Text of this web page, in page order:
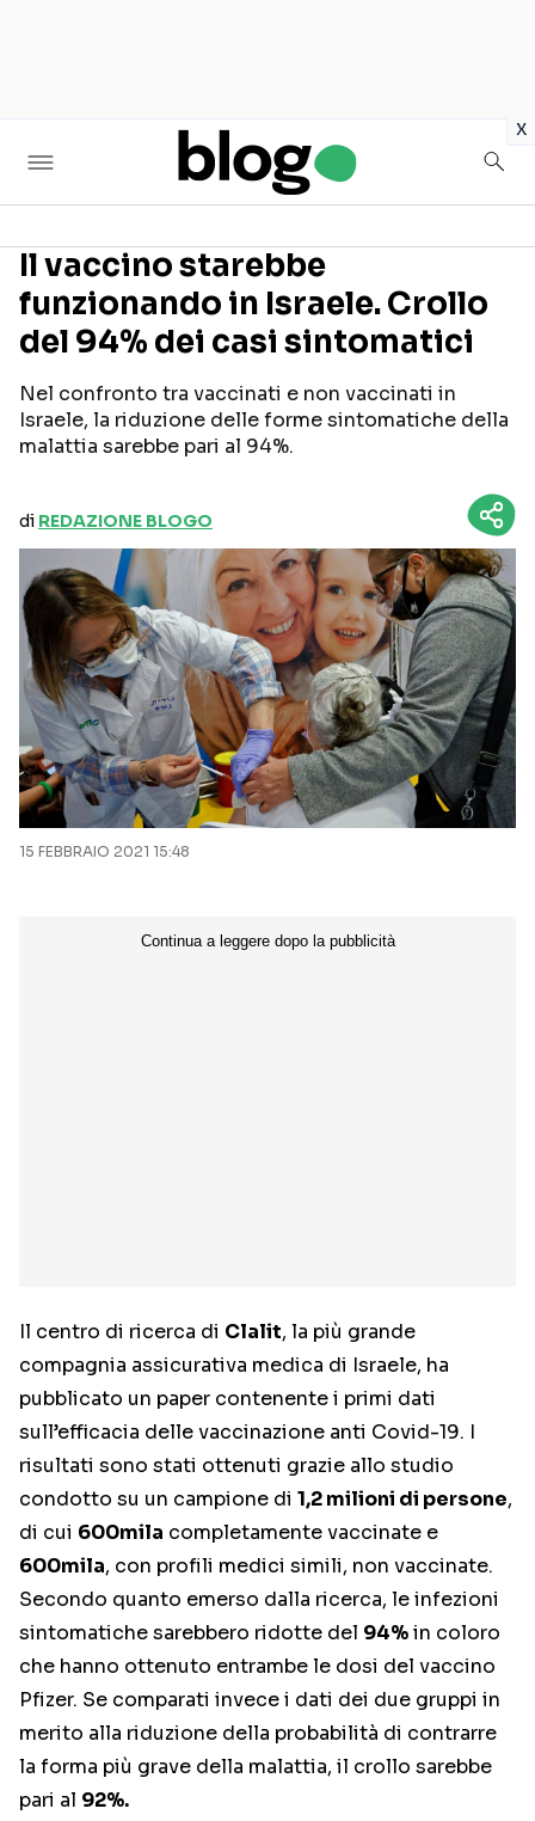
x
Seguici sui social
Il vaccino starebbe
funzionando in Israele. Crollo
del 94% dei casi sintomatici
Nel confronto tra vaccinati e non vaccinati in
Israele, la riduzione delle forme sintomatiche della
malattia sarebbe pari al 94%.
di REDAZIONE BLOGO
15 FEBBRAIO 2021 15:48
Il centro di ricerca di Clalit, la più grande
compagnia assicurativa medica di Israele, ha
pubblicato un paper contenente i primi dati
sull’efficacia delle vaccinazione anti Covid-19. I
risultati sono stati ottenuti grazie allo studio
condotto su un campione di 1,2 milioni di persone,
di cui 600mila completamente vaccinate e
600mila, con profili medici simili, non vaccinate.
Secondo quanto emerso dalla ricerca, le infezioni
sintomatiche sarebbero ridotte del 94%in coloro
che hanno ottenuto entrambe le dosi del vaccino
Pfizer. Se comparati invece i dati dei due gruppi in
merito alla riduzione della probabilità di contrarre
la forma più grave della malattia, il crollo sarebbe
pari al 92%.